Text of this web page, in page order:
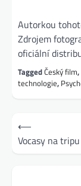
Autorkou
Zdrojem
oficiální
TaggedČeský film,
technologie,
Navigace
pro
příspěvek
⟵
Vocasy na